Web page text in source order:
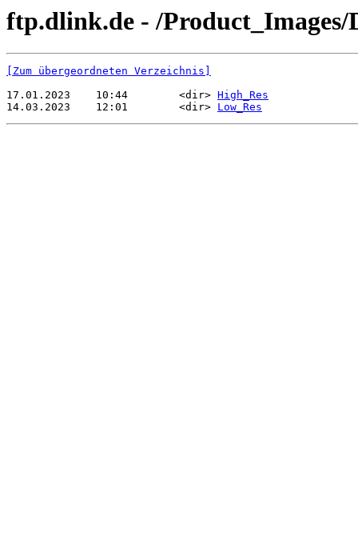
ftp.dlink.de - /Product_Images/
[Zum übergeordneten Verzeichnis]
17.01.2023    10:44        <dir> High_Res
14.03.2023    12:01        <dir> Low_Res